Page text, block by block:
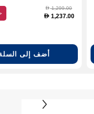
D1,299.00
D 1,237.00
أضف إلى